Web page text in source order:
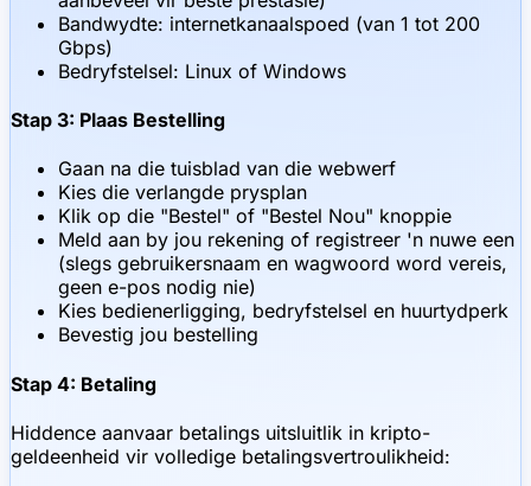
Bandwydte: internetkanaalspoed (van 1 tot 200
Gbps)
Bedryfstelsel: Linux of Windows
Stap 3: Plaas Bestelling
Gaan na die tuisblad van die webwerf
Kies die verlangde prysplan
Klik op die "Bestel" of "Bestel Nou" knoppie
Meld aan by jou rekening of registreer 'n nuwe een
(slegs gebruikersnaam en wagwoord word vereis,
geen e-pos nodig nie)
Kies bedienerligging, bedryfstelsel en huurtydperk
Bevestig jou bestelling
Stap 4: Betaling
Hiddence aanvaar betalings uitsluitlik in kripto-
geldeenheid vir volledige betalingsvertroulikheid: